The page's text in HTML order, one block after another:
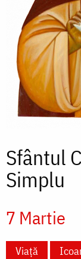
Sfântul
Simplu
7 Martie
Viață